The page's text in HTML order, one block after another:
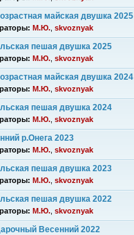
майская двушка 2025
М.Ю. skvoznyak
пешая двушка 2025
М.Ю. skvoznyak
майская двушка 2024
М.Ю. skvoznyak
пешая двушка 2024
М.Ю. skvoznyak
р.Онега 2023
М.Ю. skvoznyak
пешая двушка 2023
М.Ю. skvoznyak
пешая двушка 2022
М.Ю. skvoznyak
Весенний 2022